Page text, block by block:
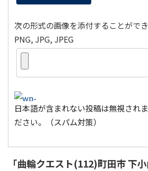
次の形式の画像を添付することがで
PNG, JPG, JPEG
日本語が含まれない投稿は無視され
ださい。（スパム対策）
「曲輪クエスト(112)町田市 下